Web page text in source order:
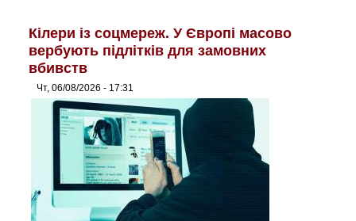
Кілери із соцмереж. У Європі масово
вербують підлітків для замовних
вбивств
Чт, 06/08/2026 - 17:31